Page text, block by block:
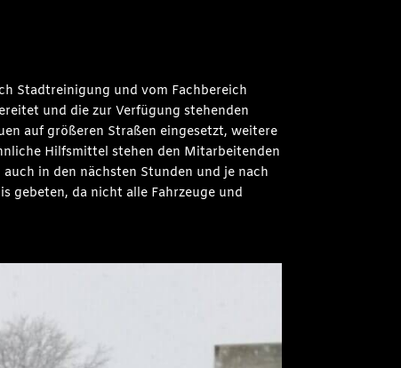
Stadtreinigung und vom Fachbereich
und die zur Verfügung stehenden
auf größeren Straßen eingesetzt, weitere
Hilfsmittel stehen den Mitarbeitenden
in den nächsten Stunden und je nach
gebeten, da nicht alle Fahrzeuge und